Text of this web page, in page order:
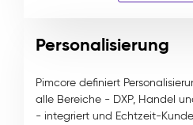
Personalisierung
Pimcore definiert
alle Bereiche - DXP, Handel
- integriert und Echtzeit-